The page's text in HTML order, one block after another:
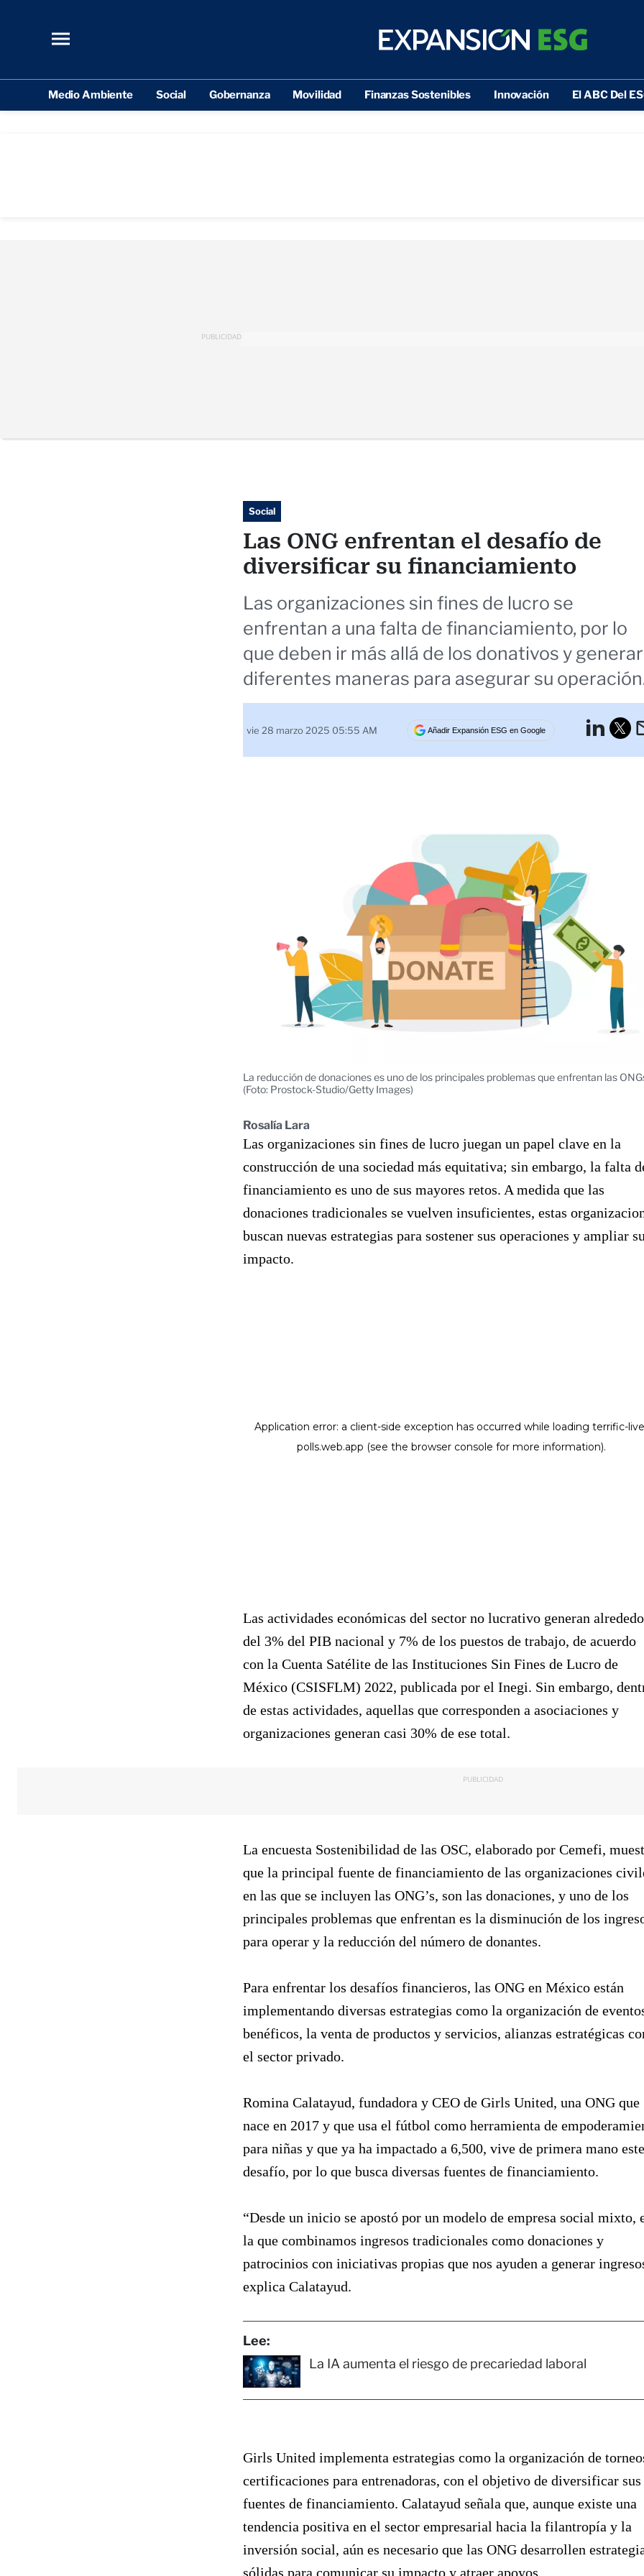
Medio Ambiente Social Gobernanza Movilidad Finanzas Sostenibles Innovación El ABC Del
PUBLICIDAD
Social
Las ONG enfrentan el desafío de
diversificar su financiamiento
Las organizaciones sin fines de lucro se
enfrentan a una falta de financiamiento, por lo
que deben ir más allá de los donativos y generar
diferentes maneras para asegurar su
vie 28 marzo 2025 05:55 AM Añadir Expansión ESG en Google
La reducción de donaciones es uno de los principales problemas que enfrentan las
(Foto: Prostock-Studio/Getty Images)
Rosalía Lara
Las organizaciones sin fines de lucro juegan un papel clave en la
construcción de una sociedad más equitativa; sin embargo, la falta
financiamiento es uno de sus mayores retos. A medida que las
donaciones tradicionales se vuelven insuficientes, estas
buscan nuevas estrategias para sostener sus operaciones y ampliar su
impacto.
Las actividades económicas del sector no lucrativo generan
del 3% del PIB nacional y 7% de los puestos de trabajo, de acuerdo
con la Cuenta Satélite de las Instituciones Sin Fines de Lucro de
México (CSISFLM) 2022, publicada por el Inegi. Sin embargo,
de estas actividades, aquellas que corresponden a asociaciones y
organizaciones generan casi 30% de ese total.
PUBLICIDAD
La encuesta Sostenibilidad de las OSC, elaborado por Cemefi,
que la principal fuente de financiamiento de las organizaciones
en las que se incluyen las ONG’s, son las donaciones, y uno de los
principales problemas que enfrentan es la disminución de los
para operar y la reducción del número de donantes.
Para enfrentar los desafíos financieros, las ONG en México están
implementando diversas estrategias como la organización de
benéficos, la venta de productos y servicios, alianzas estratégicas
el sector privado.
Romina Calatayud, fundadora y CEO de Girls United, una ONG que
nace en 2017 y que usa el fútbol como herramienta de
para niñas y que ya ha impactado a 6,500, vive de primera mano este
desafío, por lo que busca diversas fuentes de financiamiento.
“Desde un inicio se apostó por un modelo de empresa social mixto,
la que combinamos ingresos tradicionales como donaciones y
patrocinios con iniciativas propias que nos ayuden a generar
explica Calatayud.
Lee:
La IA aumenta el riesgo de precariedad laboral
Girls United implementa estrategias como la organización de
certificaciones para entrenadoras, con el objetivo de diversificar sus
fuentes de financiamiento. Calatayud señala que, aunque existe una
tendencia positiva en el sector empresarial hacia la filantropía y la
inversión social, aún es necesario que las ONG desarrollen
sólidas para comunicar su impacto y atraer apoyos.